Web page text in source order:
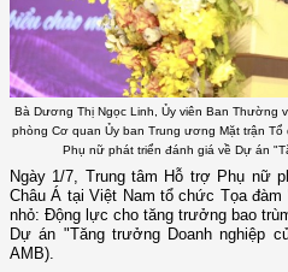
Bà Dương Thị Ngọc Linh, Ủy viên Ban Thường
phòng Cơ quan Ủy ban Trung ương Mặt trận Tổ
Phụ nữ phát triển đánh giá về Dự án
Ngày 1/7, Trung tâm Hỗ trợ Phụ nữ
Châu Á tại Việt Nam tổ chức Tọa
nhỏ: Động lực cho tăng trưởng bao
Dự án "Tăng trưởng Doanh nghiệp
AMB).